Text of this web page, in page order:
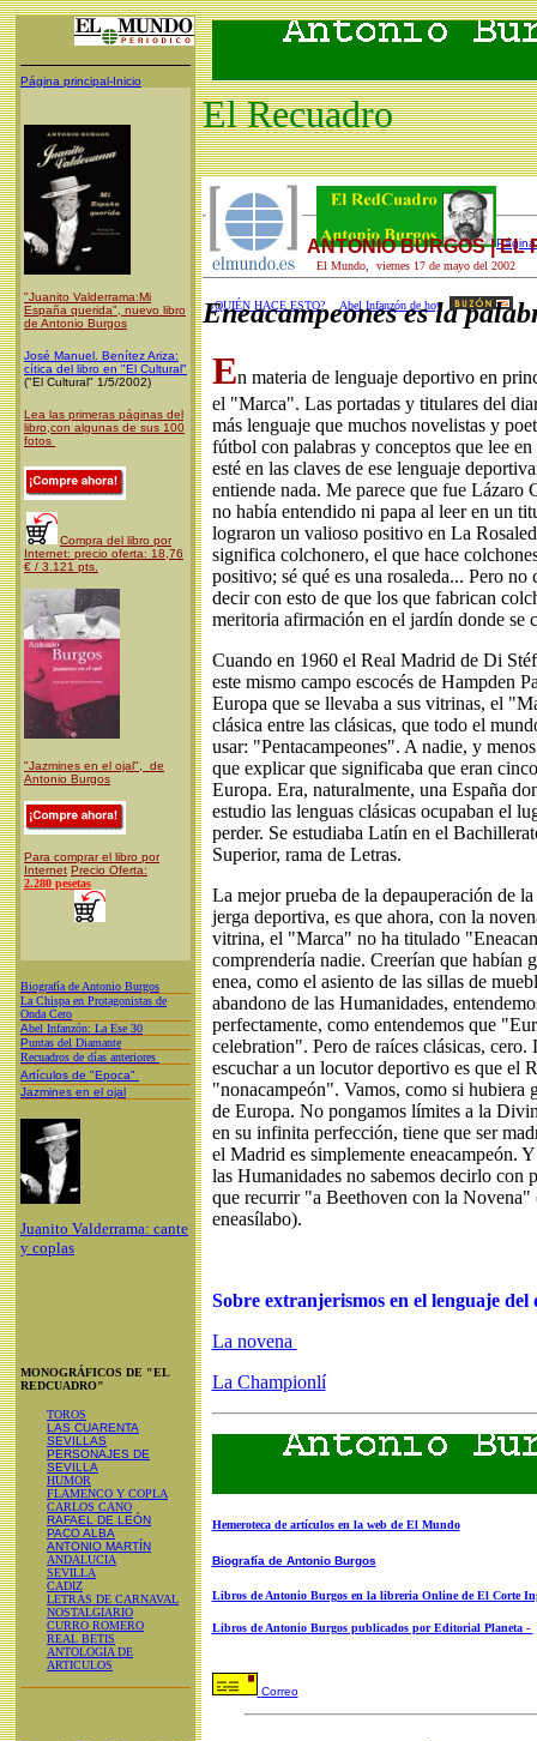
Página principal-Inicio
"Juanito Valderrama:Mi
España querida", nuevo libro
de Antonio Burgos
José Manuel. Benítez Ariza:
cítica del libro en "El Cultural"
("El Cultural" 1/5/2002)
Lea las primeras páginas del
libro,con algunas de sus 100
fotos
Compra del libro por
Internet: precio oferta: 18,76
€ / 3.121 pts.
"Jazmines en el ojal", de
Antonio Burgos
Para comprar el libro por
Internet Precio Oferta:
2.280 pesetas
Biografía de Antonio Burgos
La Chispa en Protagonistas de
Onda Cero
Abel Infanzón: La Ese 30
Puntas del Diamante
Recuadros de días anteriores
Artículos de "Epoca"
Jazmines en el ojal
Juanito Valderrama: cante
y coplas
MONOGRÁFICOS DE "EL
REDCUADRO"
TOROS
LAS CUARENTA
SEVILLAS
PERSONAJES DE
SEVILLA
HUMOR
FLAMENCO Y COPLA
CARLOS CANO
RAFAEL DE LEÓN
PACO ALBA
ANTONIO MARTÍN
ANDALUCIA
SEVILLA
CADIZ
LETRAS DE CARNAVAL
NOSTALGIARIO
CURRO ROMERO
REAL BETIS
ANTOLOGÍA DE
ARTICULOS
El Recuadro
El Mundo, viernes 17 de mayo del 2002
¿QUIÉN HACE ESTO? Abel Infanzón de hoy
ANTONIO BURGOS | EL
Eneacampeones es la
En materia de lenguaje deportivo en
el "Marca". Las portadas y titulares del
más lenguaje que muchos novelistas y
fútbol con palabras y conceptos que lee
esté en las claves de ese lenguaje
entiende nada. Me parece que fue Lázaro
no había entendido ni papa al leer en un
lograron un valioso positivo en La
significa colchonero, el que hace
positivo; sé qué es una rosaleda... Pero no
decir con esto de que los que fabrican
meritoria afirmación en el jardín donde se
Cuando en 1960 el Real Madrid de Di
este mismo campo escocés de Hampden
Europa que se llevaba a sus vitrinas, el
clásica entre las clásicas, que todo el
usar: "Pentacampeones". A nadie, y
que explicar que significaba que eran
Europa. Era, naturalmente, una España
estudio las lenguas clásicas ocupaban el
perder. Se estudiaba Latín en el
Superior, rama de Letras.
La mejor prueba de la depauperación de
jerga deportiva, es que ahora, con la
vitrina, el "Marca" no ha titulado
comprendería nadie. Creerían que habían
enea, como el asiento de las sillas de
abandono de las Humanidades,
perfectamente, como entendemos que
celebration". Pero de raíces clásicas, cero.
escuchar a un locutor deportivo es que el
"nonacampeón". Vamos, como si hubiera
de Europa. No pongamos límites a la
en su infinita perfección, tiene que ser
el Madrid es simplemente eneacampeón.
las Humanidades no sabemos decirlo con
que recurrir "a Beethoven con la Novena"
eneasílabo).
Sobre extranjerismos en el lenguaje del
La novena
La Championlí
Hemeroteca de artículos en la web de El Mundo
Biografía de Antonio Burgos
Libros de Antonio Burgos en la libreria Online de El Corte
Libros de Antonio Burgos publicados por Editorial Planeta -
Correo